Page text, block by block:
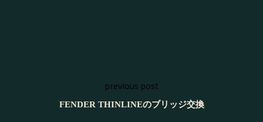
previous post
FENDER THINLINEのブリッジ交換